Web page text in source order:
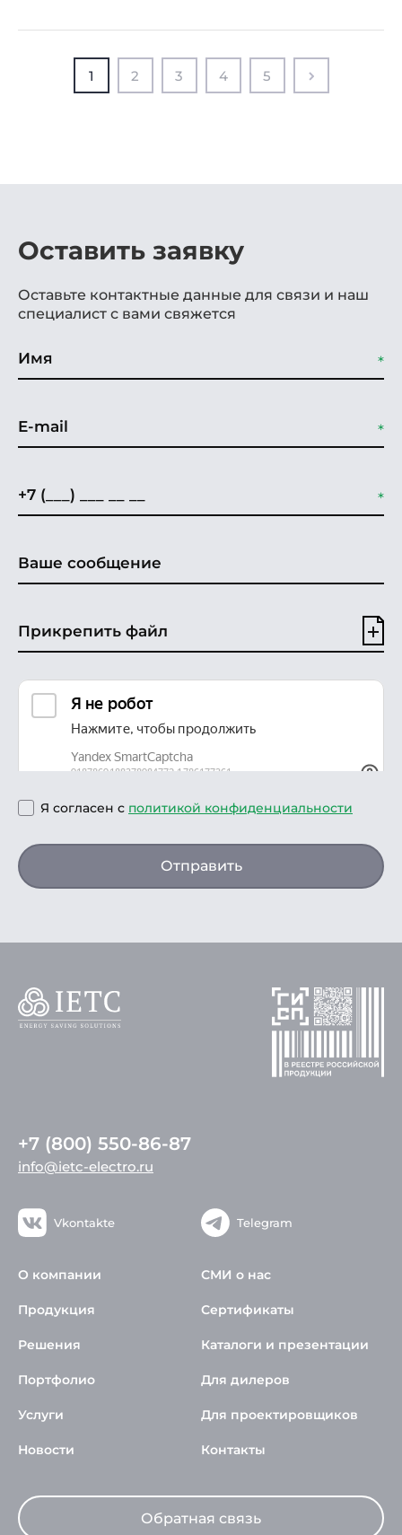
1 2 3 4 5
Оставить заявку
Оставьте контактные данные для связи и наш
специалист с вами свяжется
Прикрепить файл
Я согласен с политикой конфиденциальности
Отправить
+7 (800) 550-86-87
info@ietc-electro.ru
Vkontakte Telegram
О компании
Продукция
Решения
Портфолио
Услуги
Новости
СМИ о нас
Сертификаты
Каталоги и презентации
Для дилеров
Для проектировщиков
Контакты
Обратная связь